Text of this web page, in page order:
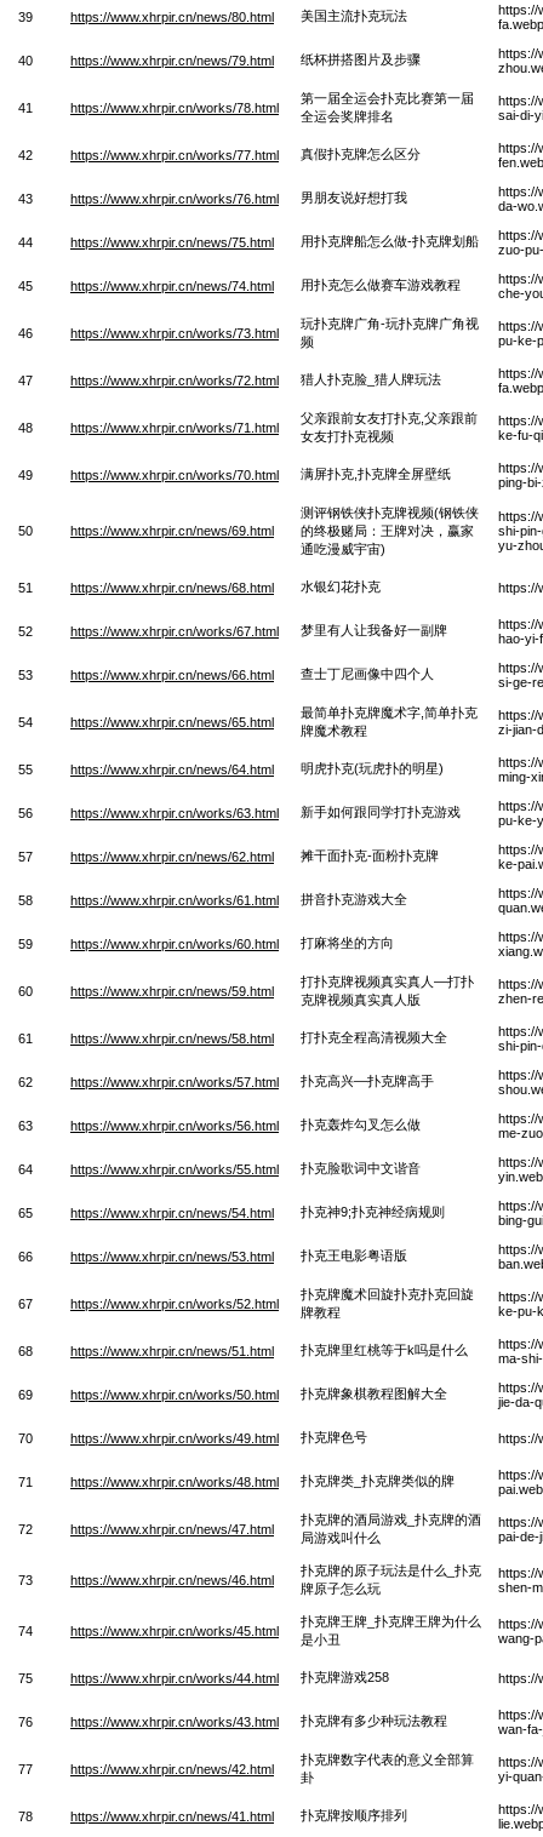
39 https://www.xhrpir.cn/news/80.html 美国主流扑克玩法
https://
fa.webp
40 https://www.xhrpir.cn/news/79.html 纸杯拼搭图片及步骤
https://
41 https://www.xhrpir.cn/works/78.html
第一届全运会扑克比赛第一届
全运会奖牌排名
https://
sai-di-
42 https://www.xhrpir.cn/works/77.html 真假扑克牌怎么区分
https://
43 https://www.xhrpir.cn/works/76.html 男朋友说好想打我
https://
da-
44 https://www.xhrpir.cn/news/75.html 用扑克牌船怎么做-扑克牌划船
https://
zuo-
45 https://www.xhrpir.cn/news/74.html 用扑克怎么做赛车游戏教程
https://
che-
46 https://www.xhrpir.cn/works/73.html
玩扑克牌广角-玩扑克牌广角视
频
https://
pu-ke-
47 https://www.xhrpir.cn/works/72.html 猎人扑克脸_猎人牌玩法
https://
fa.webp
48 https://www.xhrpir.cn/works/71.html
父亲跟前女友打扑克,父亲跟前
女友打扑克视频
https://
ke-fu-
49 https://www.xhrpir.cn/works/70.html 满屏扑克,扑克牌全屏壁纸
https://
ping-
50 https://www.xhrpir.cn/news/69.html
测评钢铁侠扑克牌视频(钢铁侠
的终极赌局：王牌对决，赢家
通吃漫威宇宙)
https://
shi-
yu-
51 https://www.xhrpir.cn/news/68.html 水银幻花扑克 https://
52 https://www.xhrpir.cn/works/67.html 梦里有人让我备好一副牌
https://
hao-yi-
53 https://www.xhrpir.cn/news/66.html 查士丁尼画像中四个人
https://
si-ge-
54 https://www.xhrpir.cn/news/65.html
最简单扑克牌魔术字,简单扑克
牌魔术教程
https://
zi-jian-
55 https://www.xhrpir.cn/news/64.html 明虎扑克(玩虎扑的明星)
https://
ming-
56 https://www.xhrpir.cn/works/63.html 新手如何跟同学打扑克游戏
https://
pu-ke-
57 https://www.xhrpir.cn/news/62.html 摊干面扑克-面粉扑克牌
https://
ke-
58 https://www.xhrpir.cn/works/61.html 拼音扑克游戏大全
https://
59 https://www.xhrpir.cn/works/60.html 打麻将坐的方向
https://
60 https://www.xhrpir.cn/news/59.html
打扑克牌视频真实真人—打扑
克牌视频真实真人版
https://
zhen-
61 https://www.xhrpir.cn/news/58.html 打扑克全程高清视频大全
https://
shi-
62 https://www.xhrpir.cn/works/57.html 扑克高兴—扑克牌高手
https://
63 https://www.xhrpir.cn/works/56.html 扑克轰炸勾叉怎么做
https://
me-
64 https://www.xhrpir.cn/works/55.html 扑克脸歌词中文谐音
https://
65 https://www.xhrpir.cn/news/54.html 扑克神9;扑克神经病规则
https://
bing-
66 https://www.xhrpir.cn/news/53.html 扑克王电影粤语版
https://
67 https://www.xhrpir.cn/works/52.html
扑克牌魔术回旋扑克扑克回旋
牌教程
https://
ke-pu-
68 https://www.xhrpir.cn/news/51.html 扑克牌里红桃等于k吗是什么
https://
ma-
69 https://www.xhrpir.cn/works/50.html 扑克牌象棋教程图解大全
https://
jie-da-
70 https://www.xhrpir.cn/works/49.html 扑克牌色号 https://
71 https://www.xhrpir.cn/works/48.html 扑克牌类_扑克牌类似的牌
https://
72 https://www.xhrpir.cn/news/47.html
扑克牌的酒局游戏_扑克牌的酒
局游戏叫什么
https://
pai-de-
73 https://www.xhrpir.cn/news/46.html
扑克牌的原子玩法是什么_扑克
牌原子怎么玩
https://
shen-
74 https://www.xhrpir.cn/works/45.html
扑克牌王牌_扑克牌王牌为什么
是小丑
https://
wang-
75 https://www.xhrpir.cn/works/44.html 扑克牌游戏258 https://
76 https://www.xhrpir.cn/works/43.html 扑克牌有多少种玩法教程
https://
wan-
77 https://www.xhrpir.cn/news/42.html
扑克牌数字代表的意义全部算
卦
https://
yi-
78 https://www.xhrpir.cn/news/41.html 扑克牌按顺序排列
https://